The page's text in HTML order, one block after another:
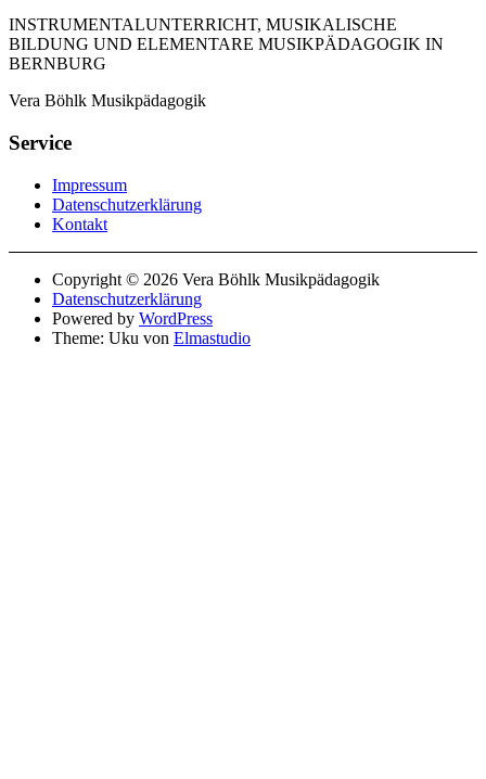
INSTRUMENTALUNTERRICHT, MUSIKALISCHE
BILDUNG UND ELEMENTARE MUSIKPÄDAGOGIK IN
BERNBURG
Vera Böhlk Musikpädagogik
Service
Impressum
Datenschutzerklärung
Kontakt
Copyright © 2026 Vera Böhlk Musikpädagogik
Datenschutzerklärung
Powered by WordPress
Theme: Uku von Elmastudio